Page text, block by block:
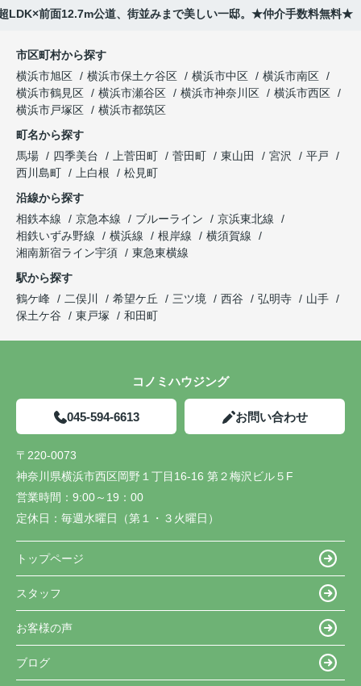
LDK×前面12.7m公道、街並みまで美しい一邸。★仲介手数料無料★
市区町村から探す
横浜市旭区
横浜市保土ケ谷区 横浜市中区
横浜市南区
横浜市鶴見区
横浜市瀬谷区 横浜市神奈川区
横浜市西区
横浜市戸塚区
横浜市都筑区
町名から探す
馬場
四季美台 上菅田町 菅田町 東山田 宮沢
平戸
西川島町
上白根
松見町
沿線から探す
相鉄本線
京急本線 ブルーライン
京浜東北線
相鉄いずみ野線
横浜線 根岸線
横須賀線
湘南新宿ライン宇須
東急東横線
駅から探す
鶴ケ峰
二俣川 希望ケ丘 三ツ境 西谷 弘明寺
山手
保土ケ谷
東戸塚 和田町
コノミハウジング
045-594-6613 お問い合わせ
〒220-0073
神奈川県横浜市西区岡野１丁目16-16 第２梅沢ビル５F
営業時間： 9:00～19：00
定休日： 毎週水曜日（第１・３火曜日）
トップページ
スタッフ
お客様の声
ブログ